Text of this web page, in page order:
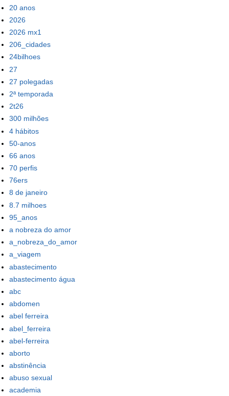
20 anos
2026
2026 mx1
206_cidades
24bilhoes
27
27 polegadas
2ª temporada
2t26
300 milhões
4 hábitos
50-anos
66 anos
70 perfis
76ers
8 de janeiro
8.7 milhoes
95_anos
a nobreza do amor
a_nobreza_do_amor
a_viagem
abastecimento
abastecimento água
abc
abdomen
abel ferreira
abel_ferreira
abel-ferreira
aborto
abstinência
abuso sexual
academia